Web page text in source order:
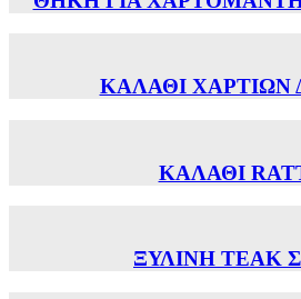
ΚΑΛΑΘΙ ΧΑΡΤΙΩΝ
ΚΑΛΑΘΙ
ΞΥΛΙΝΗ TEAK